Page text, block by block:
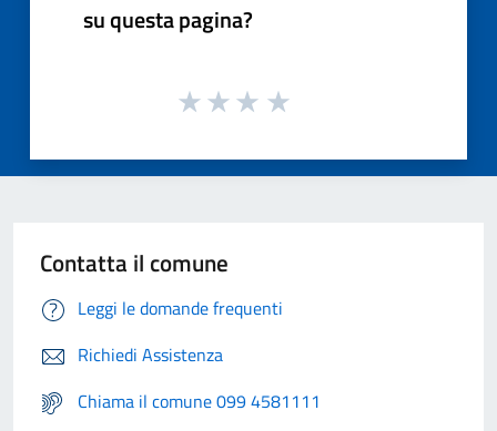
su questa pagina?
Contatta il comune
Leggi le domande frequenti
Richiedi Assistenza
Chiama il comune 099 4581111